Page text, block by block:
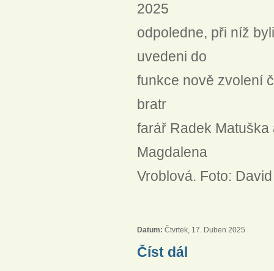
2025
odpoledne, při níž
uvedeni do
funkce nově zvolení
bratr
farář Radek
Magdalena
Vroblová. Foto:
Datum: Čtvrtek, 17. Duben 2025
Číst dál